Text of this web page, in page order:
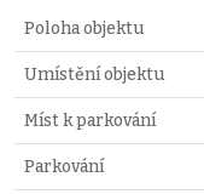
Poloha objektu
Umístění objektu
Míst k parkování
Parkování